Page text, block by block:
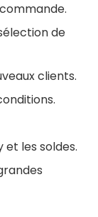
de
clients.
et les soldes.